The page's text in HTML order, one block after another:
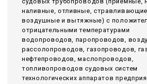
наливные, отливные,
воздушные и вытяжные) с
отрицательными температурами
водопроводов, паропроводов,
рассолопроводов, газопроводов,
нефтепроводов, маслопроводов,
топливопроводов судовых систем
технологических аппаратов